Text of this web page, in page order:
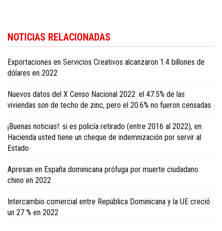
business news in English.
NOTICIAS RELACIONADAS
Exportaciones en Servicios Creativos alcanzaron 1.4 billones de
dólares en 2022
Nuevos datos del X Censo Nacional 2022: el 47.5% de las
viviendas son de techo de zinc, pero el 20.6% no fueron censadas
¡Buenas noticias!: si es policía retirado (entre 2016 al 2022), en
Hacienda usted tiene un cheque de indemnización por servir al
Estado
Apresan en España dominicana prófuga por muerte ciudadano
chino en 2022
Intercambio comercial entre República Dominicana y la UE creció
un 27 % en 2022